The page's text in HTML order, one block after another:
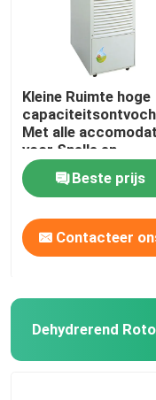
Kleine Ruimte hoge
Met alle
voor Snelle en
Gemakkelijke
Beste prijs
Contacteer